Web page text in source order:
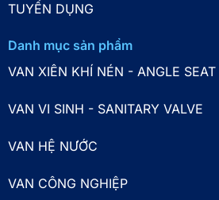
TUYỂN DỤNG
Danh mục sản phẩm
VAN XIÊN KHÍ NÉN - ANGLE SEAT
VAN VI SINH - SANITARY VALVE
VAN HỆ NƯỚC
VAN CÔNG NGHIỆP